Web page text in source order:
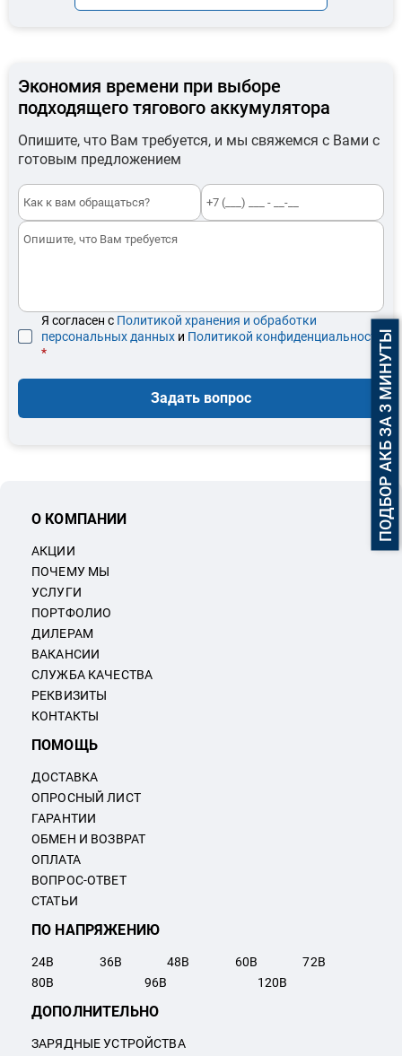
Экономия времени при выборе
подходящего тягового аккумулятора
Опишите, что Вам требуется, и мы свяжемся с Вами с
готовым предложением
Я согласен с Политикой хранения и обработки
персональных данных и Политикой конфиденциальности
*
Задать вопрос
О КОМПАНИИ
АКЦИИ
ПОЧЕМУ МЫ
УСЛУГИ
ПОРТФОЛИО
ДИЛЕРАМ
ВАКАНСИИ
СЛУЖБА КАЧЕСТВА
РЕКВИЗИТЫ
КОНТАКТЫ
ПОМОЩЬ
ДОСТАВКА
ОПРОСНЫЙ ЛИСТ
ГАРАНТИИ
ОБМЕН И ВОЗВРАТ
ОПЛАТА
ВОПРОС-ОТВЕТ
СТАТЬИ
ПО НАПРЯЖЕНИЮ
24В 36В 48В 60В 72В
80В 96В 120В
ДОПОЛНИТЕЛЬНО
ЗАРЯДНЫЕ УСТРОЙСТВА
ПОДБОР АКБ ЗА 3 МИНУТЫ